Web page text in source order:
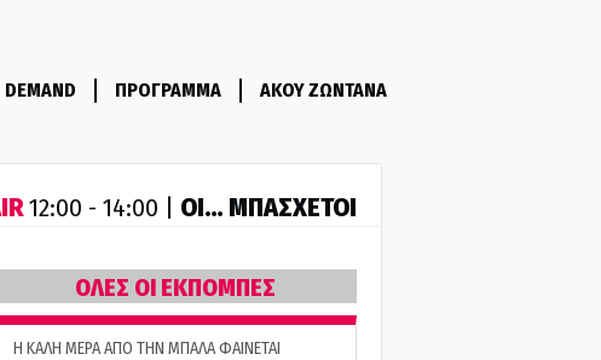
DEMAND ΠΡΟΓΡΑΜΜΑ ΑΚΟΥ ΖΩΝΤΑΝΑ
12:00 - 14:00 | ΟΙ… ΜΠΑΣΧΕΤΟΙ
ΟΛΕΣ ΟΙ ΕΚΠΟΜΠΕΣ
H ΚΑΛΗ ΜΕΡΑ ΑΠΟ ΤΗΝ ΜΠΑΛΑ ΦΑΙΝΕΤΑΙ